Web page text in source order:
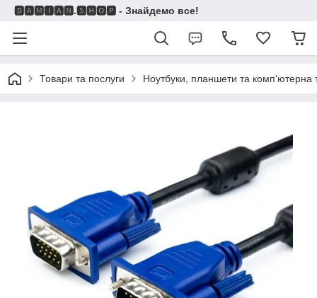
🅳🅰🅼🅸🅰🅽.🆂🅷🅾🅿 - Знайдемо все!
Товари та послуги Ноутбуки, планшети та комп'ютерна